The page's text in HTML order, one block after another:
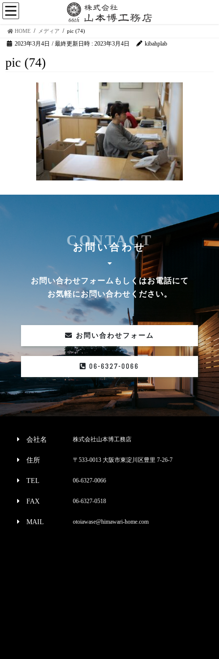
HOME メディア pic (74)
2023年3月4日 / 最終更新日時 :2023年3月4日 kibahplab
pic (74)
お問い合わせ
CONTACT
お問い合わせフォームもしくはお電話にて
お気軽にお問い合わせください。
お問い合わせフォーム
06-6327-0066
会社名 株式会社山本博工務店
住所 〒533-0013 大阪市東淀川区豊里 7-26-7
TEL 06-6327-0066
FAX 06-6327-0518
MAIL otoiawase@himawari-home.com